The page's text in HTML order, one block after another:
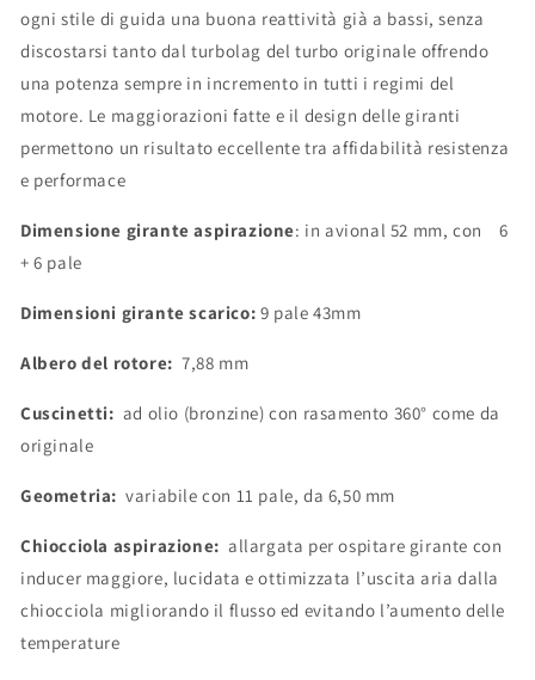
ogni stile di guida una buona reattività già a bassi, senza
discostarsi tanto dal turbolag del turbo originale offrendo
una potenza sempre in incremento in tutti i regimi del
motore. Le maggiorazioni fatte e il design delle giranti
permettono un risultato eccellente tra affidabilità resistenza
e performace
Dimensione girante aspirazione: in avional 52 mm, con 6
+ 6 pale
Dimensioni girante scarico: 9 pale 43mm
Albero del rotore: 7,88 mm
Cuscinetti: ad olio (bronzine) con rasamento 360° come da
originale
Geometria:variabile con 11 pale, da 6,50 mm
Chiocciola aspirazione: allargata per ospitare girante con
inducer maggiore, lucidata e ottimizzata l’uscita aria dalla
chiocciola migliorando il flusso ed evitando l’aumento delle
temperature